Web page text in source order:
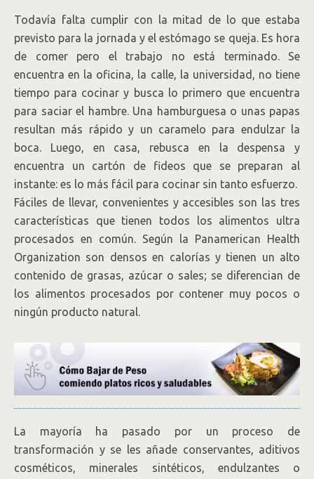
Todavía falta cumplir con la mitad de lo que estaba
previsto para la jornada y el estómago se queja. Es hora
de comer pero el trabajo no está terminado. Se
encuentra en la oficina, la calle, la universidad, no tiene
tiempo para cocinar y busca lo primero que encuentra
para saciar el hambre. Una hamburguesa o unas papas
resultan más rápido y un caramelo para endulzar la
boca. Luego, en casa, rebusca en la despensa y
encuentra un cartón de fideos que se preparan al
instante: es lo más fácil para cocinar sin tanto esfuerzo.
Fáciles de llevar, convenientes y accesibles son las tres
características que tienen todos los alimentos ultra
procesados en común. Según la Panamerican Health
Organization son densos en calorías y tienen un alto
contenido de grasas, azúcar o sales; se diferencian de
los alimentos procesados por contener muy pocos o
ningún producto natural.
La mayoría ha pasado por un proceso de
transformación y se les añade conservantes, aditivos
cosméticos, minerales sintéticos, endulzantes o